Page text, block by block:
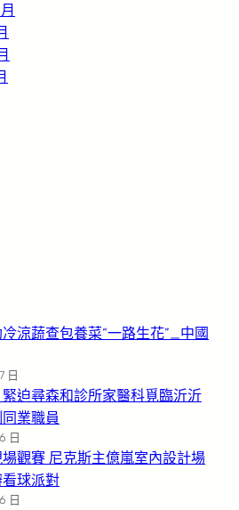
涼蔬查包養菜“一路生花”_中國
日
迫尋森和診所家醫科覓臨沂沂
業職員
日
觀賽 尼克斯主億嵐室內設計場
球派對
日